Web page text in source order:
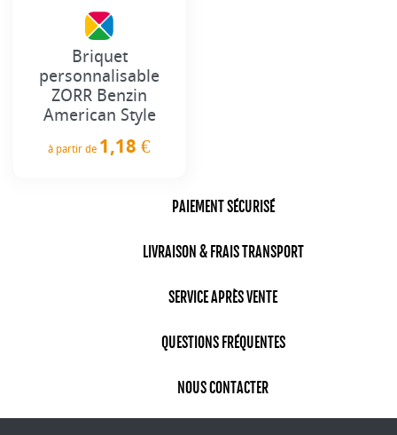
Briquet
personnalisable
ZORR Benzin
American Style
à partir de 1,18 €
PAIEMENT SÉCURISÉ
LIVRAISON & FRAIS TRANSPORT
SERVICE APRÈS VENTE
QUESTIONS FRÉQUENTES
NOUS CONTACTER